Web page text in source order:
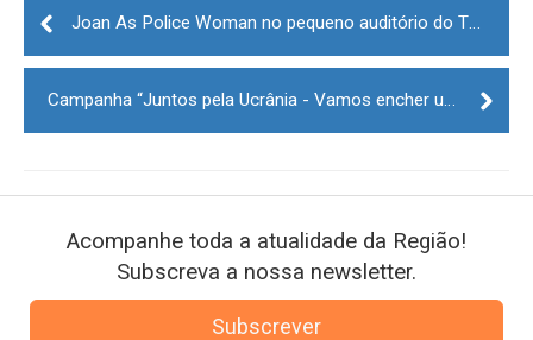
navigation
Acompanhe toda a atualidade da Região!
Subscreva a nossa newsletter.
Subscrever